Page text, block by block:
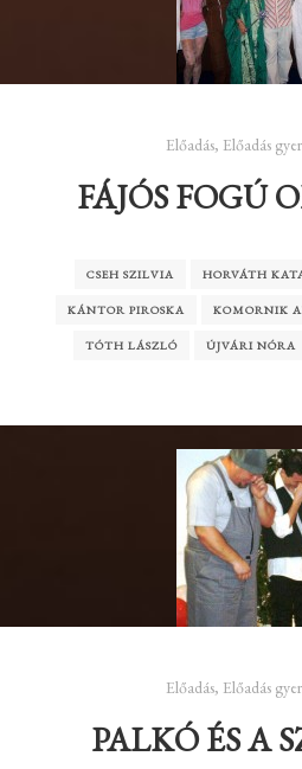
Előadás, Előadás
FÁJÓS FOGÚ
CSEH SZILVIA HORVÁTH
KÁNTOR PIROSKA KOMORNIK
TÓTH LÁSZLÓ ÚJVÁRI NÓRA
Előadás, Előadás
PALKÓ ÉS A